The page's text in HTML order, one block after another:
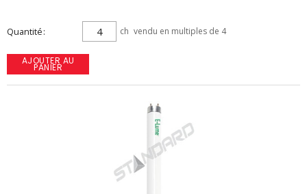
Quantité ch vendu en multiples de 4
AJOUTER AU
PANIER